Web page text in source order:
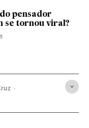
pensador
se tornou viral?